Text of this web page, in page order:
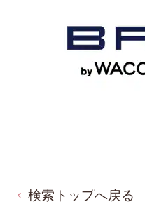
検索トップへ戻る